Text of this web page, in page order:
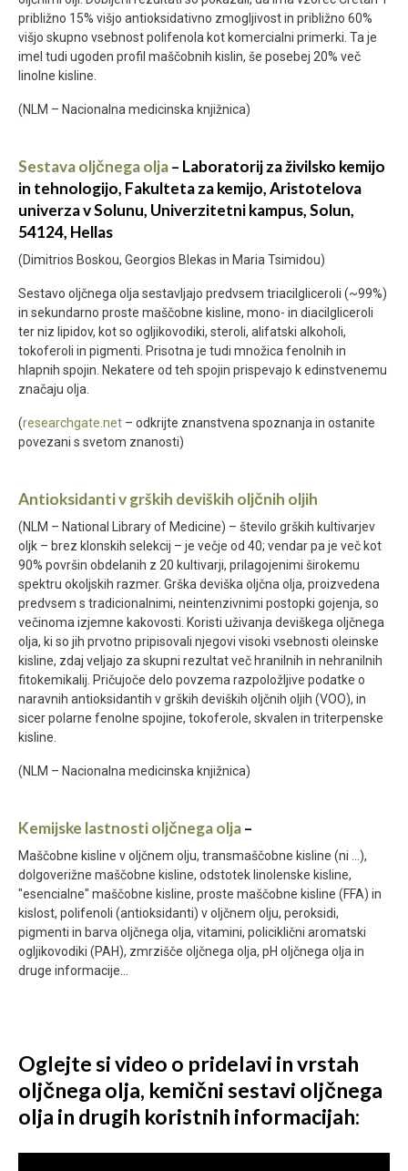
približno 15% višjo antioksidativno zmogljivost in približno 60%
višjo skupno vsebnost polifenola kot komercialni primerki. Ta je
imel tudi ugoden profil maščobnih kislin, še posebej 20% več
linolne kisline.
(NLM – Nacionalna medicinska knjižnica)
Sestava oljčnega olja– Laboratorij za živilsko kemijo
in tehnologijo, Fakulteta za kemijo, Aristotelova
univerza v Solunu, Univerzitetni kampus, Solun,
54124, Hellas
(Dimitrios Boskou, Georgios Blekas in Maria Tsimidou)
Sestavo oljčnega olja sestavljajo predvsem triacilgliceroli (~99%)
in sekundarno proste maščobne kisline, mono- in diacilgliceroli
ter niz lipidov, kot so ogljikovodiki, steroli, alifatski alkoholi,
tokoferoli in pigmenti. Prisotna je tudi množica fenolnih in
hlapnih spojin. Nekatere od teh spojin prispevajo k edinstvenemu
značaju olja.
(researchgate.net – odkrijte znanstvena spoznanja in ostanite
povezani s svetom znanosti)
Antioksidanti v grških deviških oljčnih oljih
(NLM – National Library of Medicine) – število grških kultivarjev
oljk – brez klonskih selekcij – je večje od 40; vendar pa je več kot
90% površin obdelanih z 20 kultivarji, prilagojenimi širokemu
spektru okoljskih razmer. Grška deviška oljčna olja, proizvedena
predvsem s tradicionalnimi, neintenzivnimi postopki gojenja, so
večinoma izjemne kakovosti. Koristi uživanja deviškega oljčnega
olja, ki so jih prvotno pripisovali njegovi visoki vsebnosti oleinske
kisline, zdaj veljajo za skupni rezultat več hranilnih in nehranilnih
fitokemikalij. Pričujoče delo povzema razpoložljive podatke o
naravnih antioksidantih v grških deviških oljčnih oljih (VOO), in
sicer polarne fenolne spojine, tokoferole, skvalen in triterpenske
kisline.
(NLM – Nacionalna medicinska knjižnica)
Kemijske lastnosti oljčnega olja–
Maščobne kisline v oljčnem olju, transmaščobne kisline (ni …),
dolgoverižne maščobne kisline, odstotek linolenske kisline,
"esencialne" maščobne kisline, proste maščobne kisline (FFA) in
kislost, polifenoli (antioksidanti) v oljčnem olju, peroksidi,
pigmenti in barva oljčnega olja, vitamini, policiklični aromatski
ogljikovodiki (PAH), zmrzišče oljčnega olja, pH oljčnega olja in
druge informacije…
Oglejte si video o pridelavi in vrstah
oljčnega olja, kemični sestavi oljčnega
olja in drugih koristnih informacijah: